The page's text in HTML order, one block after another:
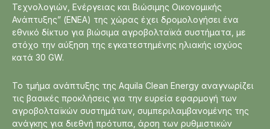
Τεχνολογιών, Ενέργειας και Βιώσιμης Οικονομικής
Ανάπτυξης” (ENEA) της χώρας έχει δρομολογήσει ένα
εθνικό δίκτυο για βιώσιμα αγροβολταϊκά συστήματα, με
στόχο την αύξηση της εγκατεστημένης ηλιακής ισχύος
κατά 30 GW.
Το τμήμα ανάπτυξης της Aquila Clean Energy αναγνωρίζει
τις βασικές προκλήσεις για την ευρεία εφαρμογή των
αγροβολταϊκών συστημάτων, συμπεριλαμβανομένης της
ανάγκης για διεθνή πρότυπα, άρση των ρυθμιστικών